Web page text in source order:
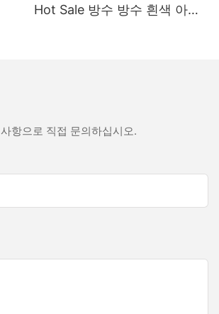
Hot Sale 방수 방수 흰색 아세
항으로 직접 문의하십시오.